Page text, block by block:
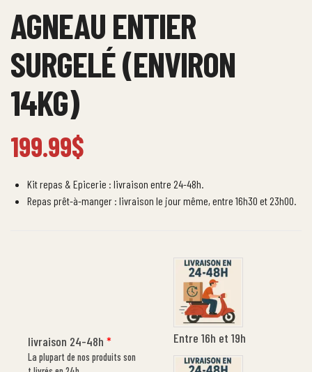
AGNEAU ENTIER
SURGELÉ (ENVIRON
14KG)
199.99$
Kit repas & Epicerie : livraison entre 24-48h.
Repas prêt-à-manger : livraison le jour même, entre 16h30 et 23h00.
livraison 24-48h*
La plupart de nos produits son
Entre 16h et 19h